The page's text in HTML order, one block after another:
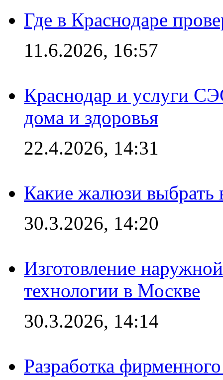
Где в Краснодаре
11.6.2026, 16:57
Краснодар и услуги
дома и здоровья
22.4.2026, 14:31
Какие жалюзи выбрать
30.3.2026, 14:20
Изготовление
технологии в Москве
30.3.2026, 14:14
Разработка